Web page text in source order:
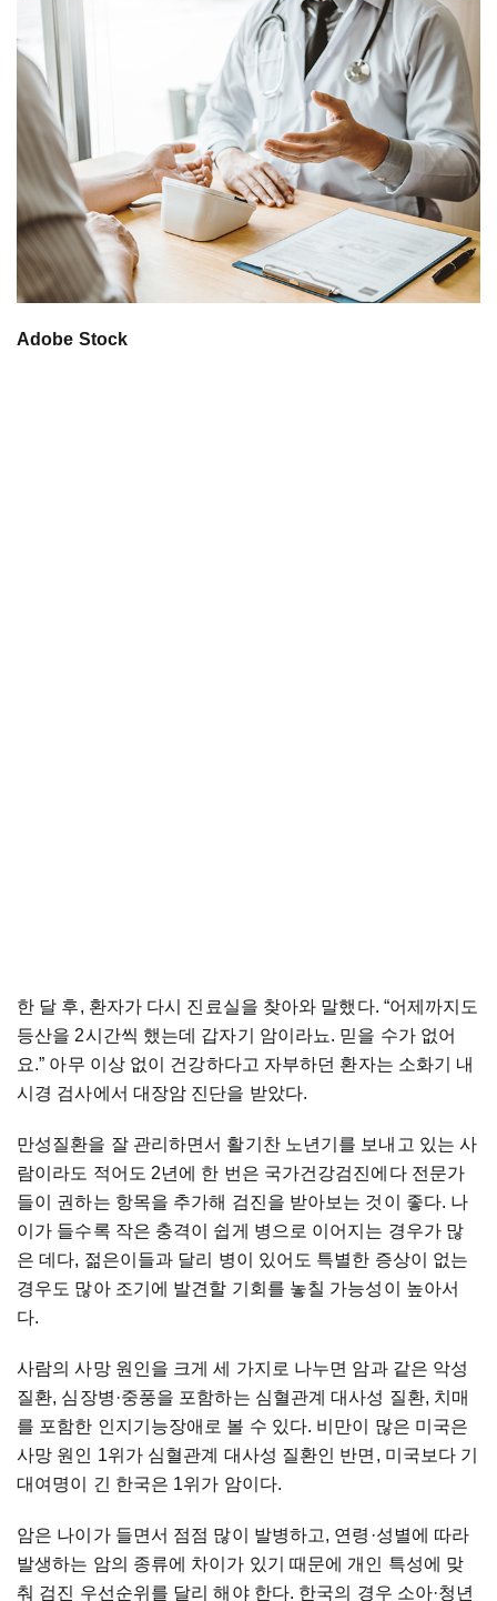
Adobe Stock
한 달 후, 환자가 다시 진료실을 찾아와 말했다. “어제까지도
등산을 2시간씩 했는데 갑자기 암이라뇨. 믿을 수가 없어
요.” 아무 이상 없이 건강하다고 자부하던 환자는 소화기 내
시경 검사에서 대장암 진단을 받았다.
만성질환을 잘 관리하면서 활기찬 노년기를 보내고 있는 사
람이라도 적어도 2년에 한 번은 국가건강검진에다 전문가
들이 권하는 항목을 추가해 검진을 받아보는 것이 좋다. 나
이가 들수록 작은 충격이 쉽게 병으로 이어지는 경우가 많
은 데다, 젊은이들과 달리 병이 있어도 특별한 증상이 없는
경우도 많아 조기에 발견할 기회를 놓칠 가능성이 높아서
다.
사람의 사망 원인을 크게 세 가지로 나누면 암과 같은 악성
질환, 심장병·중풍을 포함하는 심혈관계 대사성 질환, 치매
를 포함한 인지기능장애로 볼 수 있다. 비만이 많은 미국은
사망 원인 1위가 심혈관계 대사성 질환인 반면, 미국보다 기
대여명이 긴 한국은 1위가 암이다.
암은 나이가 들면서 점점 많이 발병하고, 연령·성별에 따라
발생하는 암의 종류에 차이가 있기 때문에 개인 특성에 맞
춰 검진 우선순위를 달리 해야 한다. 한국의 경우 소아·청년